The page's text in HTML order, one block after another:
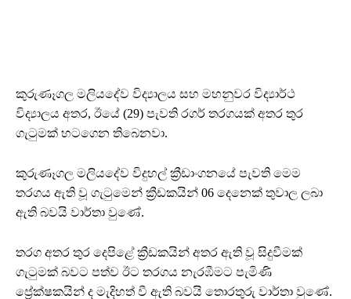
කුරුණෑගල මලියදේව විද්‍යාලය සහ මහනුවර විද්‍යාර්ථ
විද්‍යාලය අතර, ඊයේ (29) පැවති රගර් තරගයක් අතර තුර
ගැටුමක් හටගෙන තිබෙනවා.
කුරුණෑගල මලියදේව විදුහල් ක්‍රීඩාංගනයේ පැවති මෙම
තරගය ඇති වූ ගැටුමෙන් ක්‍රීඩකයින් 06 දෙනෙක් තුවාල ලබා
ඇති බවයි වාර්තා වුණේ.
තරග අතර තුර දෙපිළේ ක්‍රීඩකයින් අතර ඇති වූ සිදුවීමක්
ගැටුමක් බවට පත්ව ඊට තරගය නැරඹීමට පැමිණි
ප්‍රේක්ෂකයින් ද මැදිහත් වී ඇති බවයි තොරතුරු වාර්තා වුණේ.